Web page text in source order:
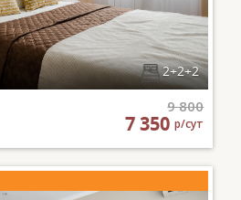
2+2+2
9 800
7 350р/сут